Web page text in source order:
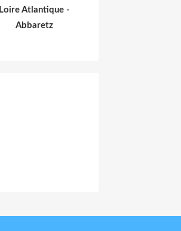
Loire Atlantique -
Abbaretz